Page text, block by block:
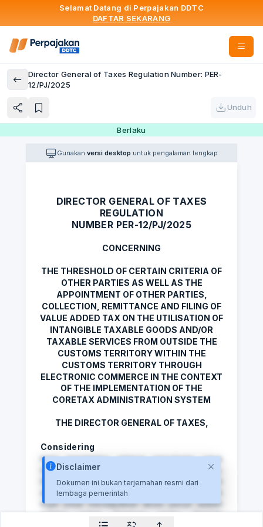
Selamat Datang di Perpajakan DDTC
DAFTAR SEKARANG
Director General of Taxes Regulation Number: PER-
12/PJ/2025
Unduh
Berlaku
Gunakan versi desktop untuk pengalaman lengkap
DIRECTOR GENERAL OF TAXES
REGULATION
NUMBER PER-12/PJ/2025
CONCERNING
THE THRESHOLD OF CERTAIN CRITERIA OF
OTHER PARTIES AS WELL AS THE
APPOINTMENT OF OTHER PARTIES,
COLLECTION, REMITTANCE AND FILING OF
VALUE ADDED TAX ON THE UTILISATION OF
INTANGIBLE TAXABLE GOODS AND/OR
TAXABLE SERVICES FROM OUTSIDE THE
CUSTOMS TERRITORY WITHIN THE
CUSTOMS TERRITORY THROUGH
ELECTRONIC COMMERCE IN THE CONTEXT
OF THE IMPLEMENTATION OF THE
CORETAX ADMINISTRATION SYSTEM
THE DIRECTOR GENERAL OF TAXES,
Considering
Kami mendeteksi adanya percobaan untuk
mengakses konten Premium secara tidak sah.
Kami memahami rasa ingin tahu dan kebutuhan
akan informasi, tetapi cara terbaik, aman, dan
legal untuk mendapatkan akses penuh adalah
melalui paket Premium resmi. Dengan
Disclaimer
Dokumen ini bukan terjemahan resmi dari
lembaga pemerintah